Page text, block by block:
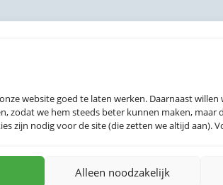
website goed te laten werken. Daarnaast
zodat we hem steeds beter kunnen maken, maar
zijn nodig voor de site (die zetten we altijd aan).
Alleen noodzakelijk